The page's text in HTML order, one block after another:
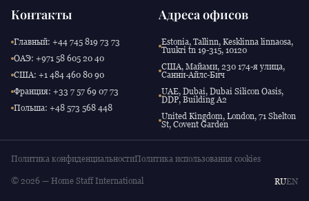
Контакты
Главный: +44 745 819 73 73
ОАЭ: +971 58 605 20 40
США: +1 484 460 80 90
Франция: +33 7 57 69 07 73
Польша: +48 573 568 448
Адреса офисов
Estonia, Tallinn, Kesklinna linnaosa,
Tuukri tn 19-315, 10120
США, Майами, 230 174-я улица,
Санни-Айлс-Бич
UAE, Dubai, Dubai Silicon Oasis,
DDP, Building A2
United Kingdom, London, 71 Shelton
St, Covent Garden
Политика конфиденциальностиПолитика использования cookies
© 2026 — Home Staff International RUEN